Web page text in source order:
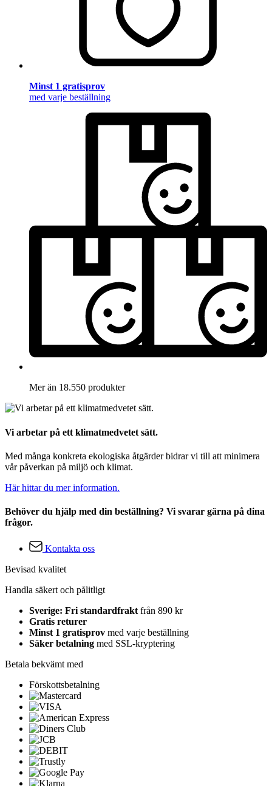
Minst 1 gratisprov
med varje beställning
Mer än 18.550 produkter
Vi arbetar på ett klimatmedvetet sätt.
Med många konkreta ekologiska åtgärder bidrar vi till att minimera
vår påverkan på miljö och klimat.
Här hittar du mer information.
Behöver du hjälp med din beställning? Vi svarar gärna på dina
frågor.
Kontakta oss
Bevisad kvalitet
Handla säkert och pålitligt
Sverige: Fri standardfrakt från 890 kr
Gratis returer
Minst 1 gratisprov med varje beställning
Säker betalning med SSL-kryptering
Betala bekvämt med
Förskottsbetalning